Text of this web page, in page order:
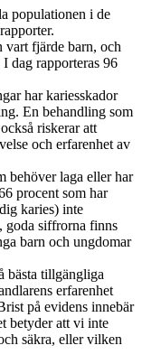
populationen i de
vart fjärde barn, och
dag rapporteras 96
har kariesskador
En behandling som
riskerar att
och erfarenhet av
behöver laga eller har
procent som har
karies) inte
goda siffrorna finns
barn och ungdomar
bästa tillgängliga
erfarenhet
på evidens innebär
betyder att vi inte
säkra, eller vilken